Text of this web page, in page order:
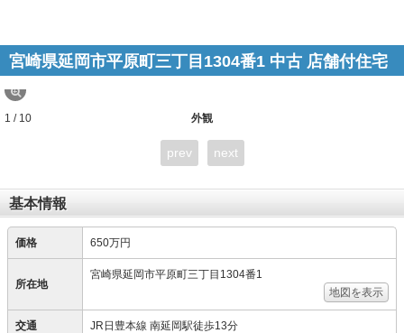
宮崎県延岡市平原町三丁目1304番1 中古 店舗付住宅
外観
1 / 10
prev next
基本情報
価格 650万円
所在地
宮崎県延岡市平原町三丁目1304番1
地図を表示
交通 JR日豊本線 南延岡駅徒歩13分